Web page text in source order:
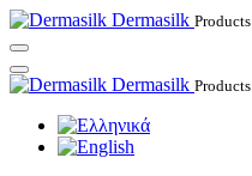
Dermasilk Products
Dermasilk Products